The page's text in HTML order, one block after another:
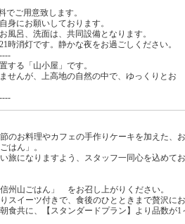
ご用意致します。
身にお願いしております。
風呂、洗面は、共同設備となります。
時消灯です。静かな夜をお過ごしください。
する「山小屋」です。
せんが、上高地の自然の中で、ゆっくりとお
のお料理やカフェの手作りケーキを加えた、
はん」。
旅になりますよう、スタッフ一同心を込めてお
州山ごはん」 をお召し上がりください。
スイーツ付きで、食後のひとときまで贅沢に
食共に、【スタンダードプラン】より品数が1